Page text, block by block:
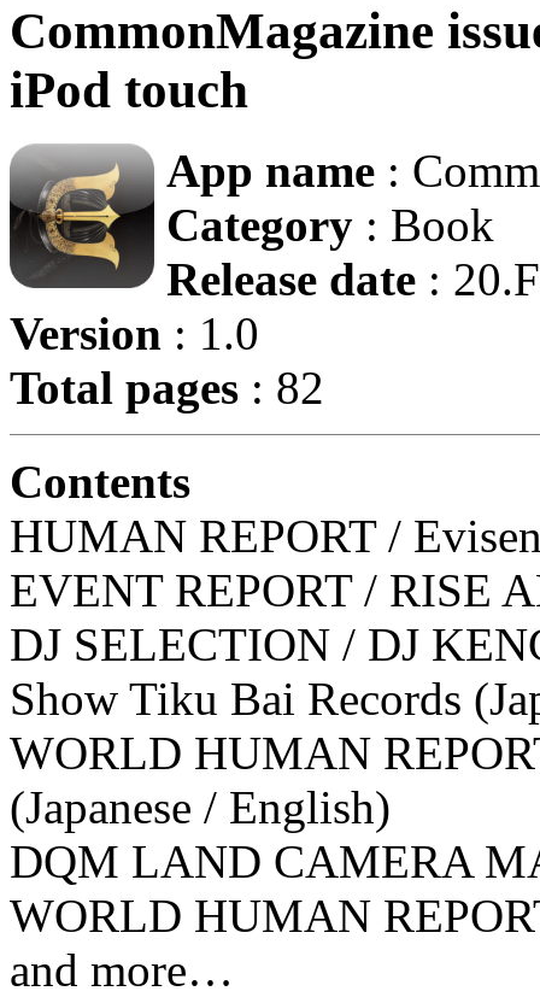
CommonMagazine
iPod touch
App name :
Category : Book
Release date :
Version : 1.0
Total pages : 82
Contents
HUMAN REPORT /
EVENT REPORT / RISE
DJ SELECTION / DJ
Show Tiku Bai Records
WORLD HUMAN
(Japanese / English)
DQM LAND CAMERA
WORLD HUMAN
and more…